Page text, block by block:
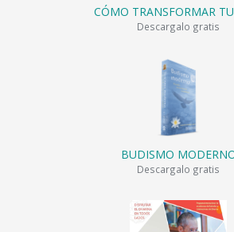
CÓMO TRANSFORMAR
Descargalo gratis
BUDISMO
Descargalo gratis